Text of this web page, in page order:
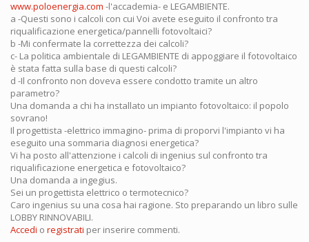
www.poloenergia.com -l'accademia- e LEGAMBIENTE.
a -Questi sono i calcoli con cui Voi avete eseguito il confronto tra
riqualificazione energetica/pannelli fotovoltaici?
b -Mi confermate la correttezza dei calcoli?
c- La politica ambientale di LEGAMBIENTE di appoggiare il fotovoltaico
è stata fatta sulla base di questi calcoli?
d -Il confronto non doveva essere condotto tramite un altro
parametro?
Una domanda a chi ha installato un impianto fotovoltaico: il popolo
sovrano!
Il progettista -elettrico immagino- prima di proporvi l'impianto vi ha
eseguito una sommaria diagnosi energetica?
Vi ha posto all'attenzione i calcoli di ingenius sul confronto tra
riqualificazione energetica e fotovoltaico?
Una domanda a ingegius.
Sei un progettista elettrico o termotecnico?
Caro ingenius su una cosa hai ragione. Sto preparando un libro sulle
LOBBY RINNOVABILI.
Accedi o registrati per inserire commenti.